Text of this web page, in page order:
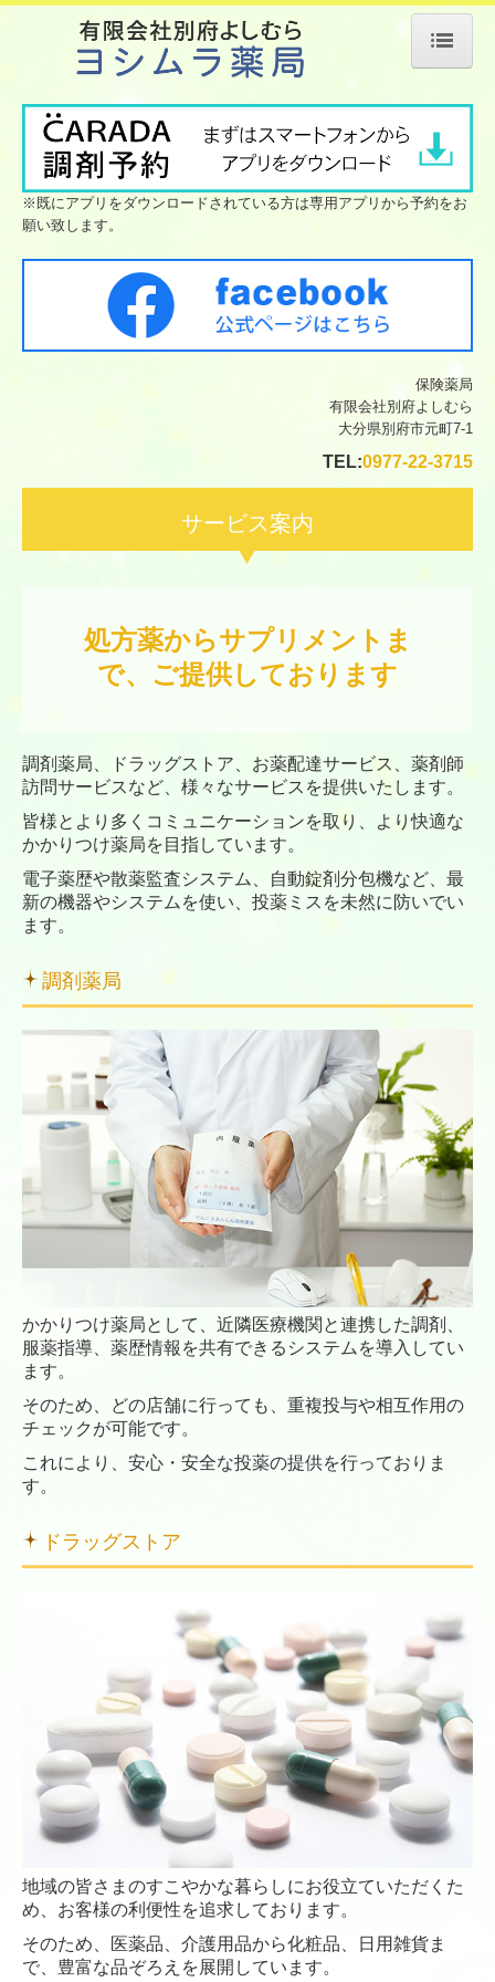
当薬局について
会社案内
店舗案内
サービス案内
処方箋の受付
※既にアプリをダウンロードされている方は専用アプリから予約をお
願い致します。
保険薬局
有限会社別府よしむら
大分県別府市元町7-1
TEL:0977-22-3715
サービス案内
処方薬からサプリメントま
で、ご提供しております
調剤薬局、ドラッグストア、お薬配達サービス、薬剤師
訪問サービスなど、様々なサービスを提供いたします。
皆様とより多くコミュニケーションを取り、より快適な
かかりつけ薬局を目指しています。
電子薬歴や散薬監査システム、自動錠剤分包機など、最
新の機器やシステムを使い、投薬ミスを未然に防いでい
ます。
調剤薬局
かかりつけ薬局として、近隣医療機関と連携した調剤、
服薬指導、薬歴情報を共有できるシステムを導入してい
ます。
そのため、どの店舗に行っても、重複投与や相互作用の
チェックが可能です。
これにより、安心・安全な投薬の提供を行っておりま
す。
ドラッグストア
地域の皆さまのすこやかな暮らしにお役立ていただくた
め、お客様の利便性を追求しております。
そのため、医薬品、介護用品から化粧品、日用雑貨ま
で、豊富な品ぞろえを展開しています。